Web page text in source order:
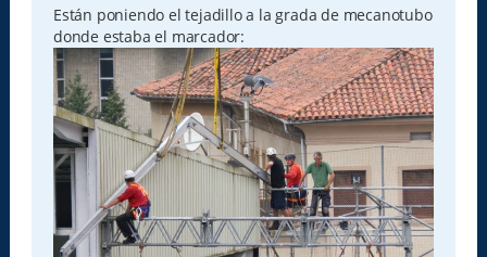
s
a
j
e
Están poniendo el tejadillo a la grada de mecanotubo
donde estaba el marcador: